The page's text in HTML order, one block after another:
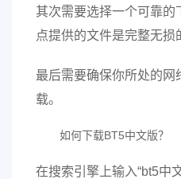
其次需要选择一个可靠
点提供的文件是完整无损
最后需要确保你所处的网
载。
如何下载BT5中文版？
在搜索引擎上输入“bt5中